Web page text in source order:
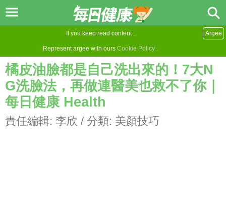
If you keep read content ,
Represent argee with ours Cookie Policy .
Argee
橘皮油臉都是自己洗出來的！7大N
G洗臉法，再做連醫美也救不了你｜
每日健康 Health
責任編輯: 李欣 / 分類: 美顏技巧